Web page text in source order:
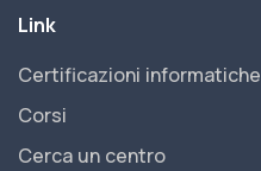
Link
Certificazioni informatiche
Corsi
Cerca un centro